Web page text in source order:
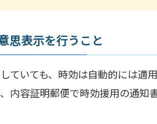
思表示を行うこと
ていても、時効は自動的には適
内容証明郵便で時効援用の通知